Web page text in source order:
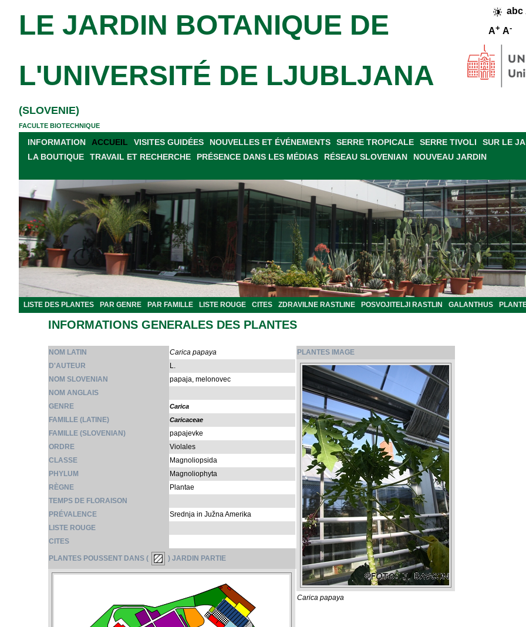
abc
A+ A-
LE JARDIN BOTANIQUE DE
L'UNIVERSITÉ DE LJUBLJANA
(SLOVENIE)
FACULTE BIOTECHNIQUE
INFORMATION ACCUEIL VISITES GUIDÉES NOUVELLES ET ÉVÉNEMENTS SERRE TROPICALE SERRE TIVOLI
SUR LE
LA BOUTIQUE
TRAVAIL ET RECHERCHE PRÉSENCE DANS LES MÉDIAS RÉSEAU SLOVENIAN NOUVEAU JARDIN
LISTE DES PLANTES PAR GENRE PAR FAMILLE LISTE ROUGE CITES ZDRAVILNE RASTLINE POSVOJITELJI RASTLIN GALANTHUS
INFORMATIONS GENERALES DES PLANTES
NOM LATIN
Carica papaya
D'AUTEUR
L.
NOM SLOVENIAN
papaja, melonovec
NOM ANGLAIS
GENRE
Carica
FAMILLE (LATINE) Caricaceae
FAMILLE (SLOVENIAN)
papajevke
ORDRE
Violales
CLASSE
Magnoliopsida
PHYLUM
Magnoliophyta
RÈGNE
Plantae
TEMPS DE FLORAISON
PRÉVALENCE
Srednja in Južna Amerika
LISTE ROUGE
CITES
PLANTES POUSSENT DANS ( ) JARDIN PARTIE
PLANTES IMAGE
Carica papaya